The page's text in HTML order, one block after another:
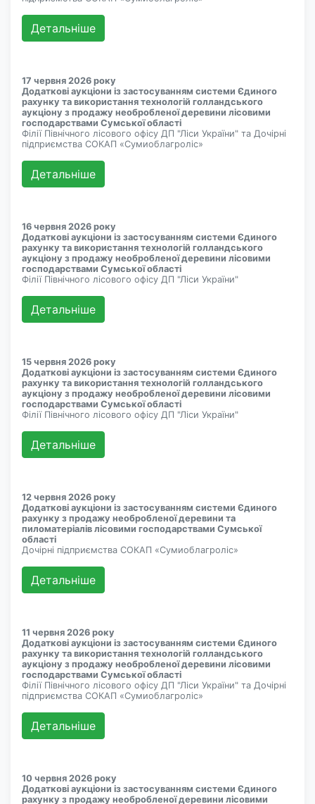
Детальнiше
17 червня 2026 року
Додаткові аукціони із застосуванням системи Єдиного
рахунку та використання технологій голландського
аукціону з продажу необробленої деревини лісовими
господарствами Сумської області
Філії Північного лісового офісу ДП "Ліси України" та Дочірні
підприємства СОКАП «Сумиоблагроліс»
Детальнiше
16 червня 2026 року
Додаткові аукціони із застосуванням системи Єдиного
рахунку та використання технологій голландського
аукціону з продажу необробленої деревини лісовими
господарствами Сумської області
Філії Північного лісового офісу ДП "Ліси України"
Детальнiше
15 червня 2026 року
Додаткові аукціони із застосуванням системи Єдиного
рахунку та використання технологій голландського
аукціону з продажу необробленої деревини лісовими
господарствами Сумської області
Філії Північного лісового офісу ДП "Ліси України"
Детальнiше
12 червня 2026 року
Додаткові аукціони із застосуванням системи Єдиного
рахунку з продажу необробленої деревини та
пиломатеріалів лісовими господарствами Сумської
області
Дочірні підприємства СОКАП «Сумиоблагроліс»
Детальнiше
11 червня 2026 року
Додаткові аукціони із застосуванням системи Єдиного
рахунку та використання технологій голландського
аукціону з продажу необробленої деревини лісовими
господарствами Сумської області
Філії Північного лісового офісу ДП "Ліси України" та Дочірні
підприємства СОКАП «Сумиоблагроліс»
Детальнiше
10 червня 2026 року
Додаткові аукціони із застосуванням системи Єдиного
рахунку з продажу необробленої деревини лісовими